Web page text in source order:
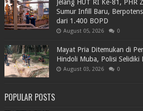
Jelang HUT RI Ke-81, PHR
Sumur Infill Baru,
dari 1.400 BOPD
August 05, 2026 0
Mayat Pria Ditemukan di
Hindoli Muba, Polisi
August 03, 2026 0
POPULAR POSTS